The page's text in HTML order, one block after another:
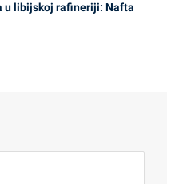
u libijskoj rafineriji: Nafta